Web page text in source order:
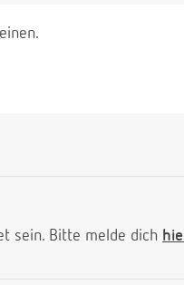
sein. Bitte melde dich